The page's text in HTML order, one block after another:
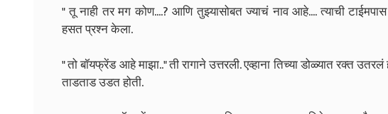
" तू नाही तर मग कोण....? आणि तुझ्यासोबत ज्याचं नाव आहे.... त्याची
हसत प्रश्न केला.
" तो बॉयफ्रेंड आहे माझा.." ती रागाने उत्तरली. एव्हाना तिच्या डोळ्यात रक्त
ताडताड उडत होती.